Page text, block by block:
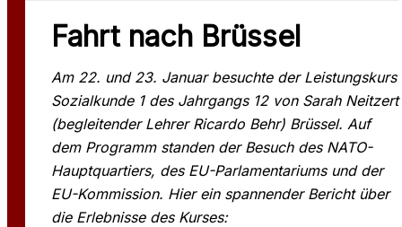
Fahrt nach Brüssel
Am 22. und 23. Januar besuchte der Leistungskurs
Sozialkunde 1 des Jahrgangs 12 von Sarah Neitzert
(begleitender Lehrer Ricardo Behr) Brüssel. Auf
dem Programm standen der Besuch des NATO-
Hauptquartiers, des EU-Parlamentariums und der
EU-Kommission. Hier ein spannender Bericht über
die Erlebnisse des Kurses: